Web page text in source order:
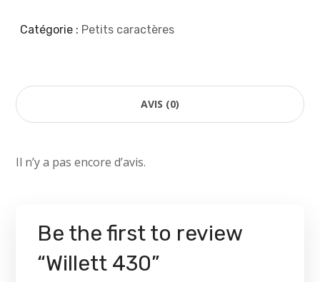
Catégorie : Petits caractères
AVIS (0)
Il n’y a pas encore d’avis.
Be the first to review
“Willett 430”